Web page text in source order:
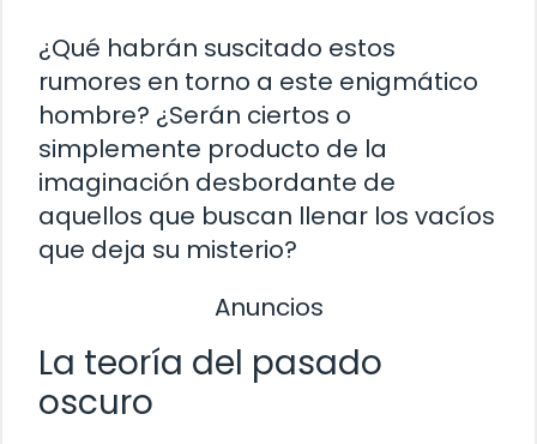
¿Qué habrán suscitado estos
rumores en torno a este enigmático
hombre? ¿Serán ciertos o
simplemente producto de la
imaginación desbordante de
aquellos que buscan llenar los vacíos
que deja su misterio?
Anuncios
La teoría del pasado
oscuro